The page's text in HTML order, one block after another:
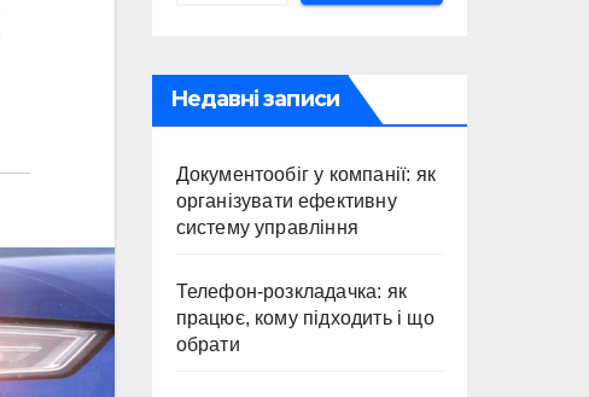
Недавні записи
Документообіг у компанії: як
організувати ефективну
систему управління
Телефон-розкладачка: як
працює, кому підходить і що
обрати